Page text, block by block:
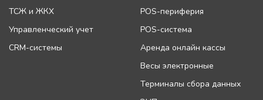
ТСЖ и ЖКХ
Управленческий учет
CRM-системы
POS-периферия
POS-система
Аренда онлайн кассы
Весы электронные
Терминалы сбора данных